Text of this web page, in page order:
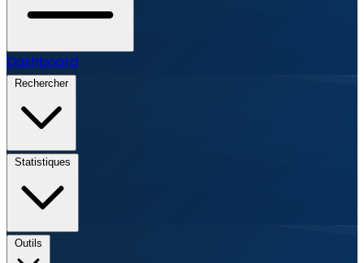
Dashboard
Rechercher
Statistiques
Outils